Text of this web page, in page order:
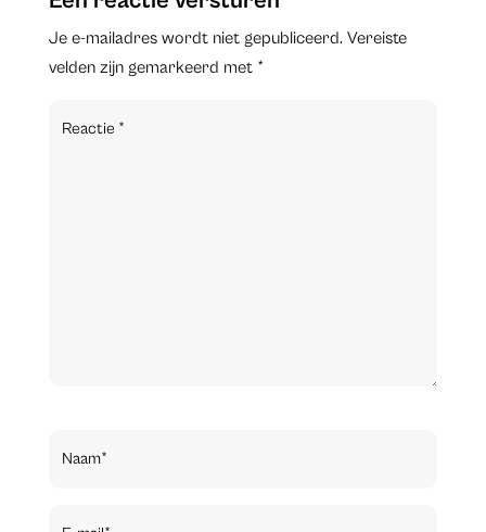
Je e-mailadres wordt niet gepubliceerd. Vereiste
velden zijn gemarkeerd met *